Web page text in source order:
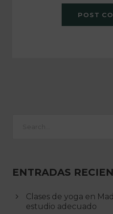
ENTRADAS
Clases de yoga en
estudio adecuado